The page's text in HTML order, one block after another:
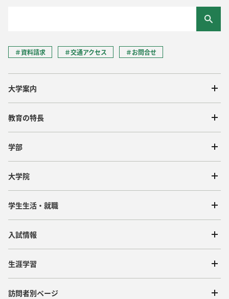
＃資料請求 ＃交通アクセス ＃お問合せ
大学案内
教育の特長
学部
大学院
学生生活・就職
入試情報
生涯学習
訪問者別ページ